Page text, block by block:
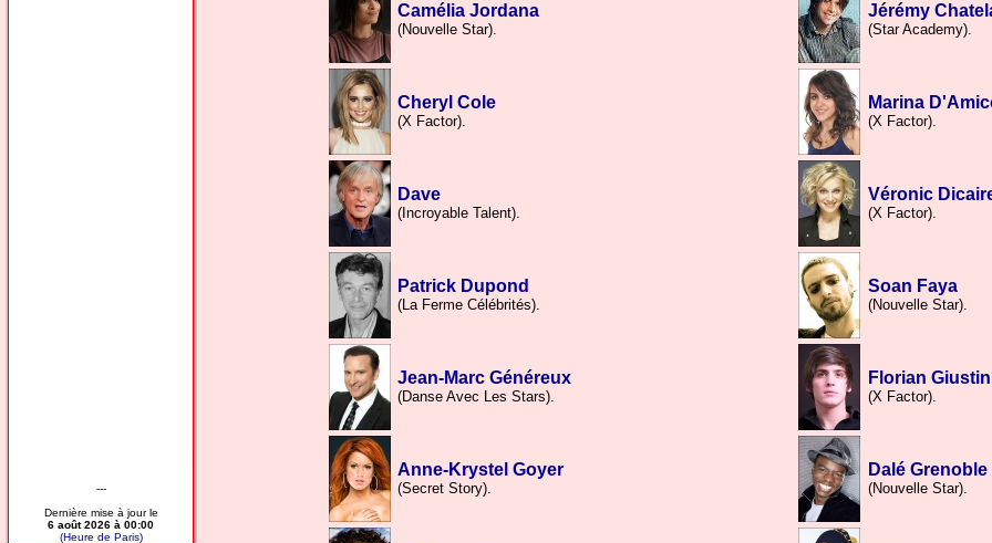
---
Dernière mise à jour le
6 août 2026 à 00:00
(Heure de Paris)
Camélia Jordana
(Nouvelle Star).
Jérémy
(Star Academy).
Cheryl Cole
(X Factor).
Marina
(X Factor).
Dave
(Incroyable Talent).
Véronic
(X Factor).
Patrick Dupond
(La Ferme Célébrités).
Soan Faya
(Nouvelle Star).
Jean-Marc Généreux
(Danse Avec Les Stars).
Florian
(X Factor).
Anne-Krystel Goyer
(Secret Story).
Dalé Grenoble
(Nouvelle Star).